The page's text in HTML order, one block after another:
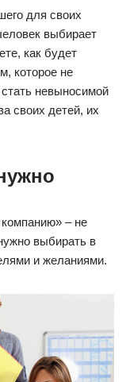
для своих
выбирает
как будет
которое не
невыносимой
своих детей, их
– не
выбирать в
и желаниями.